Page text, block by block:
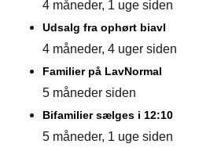
4 måneder, 1 uge siden
Udsalg fra ophørt biavl
4 måneder, 4 uger siden
Familier på LavNormal
5 måneder siden
Bifamilier sælges i 12:10
5 måneder, 1 uge siden